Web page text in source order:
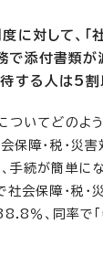
に対して、「
で添付書類が
する人は5割
ついてどのよ
会保障・税・災
手続が簡単に
社会保障・税
％、同率で